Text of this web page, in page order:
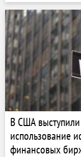
В США
использование
финансовых